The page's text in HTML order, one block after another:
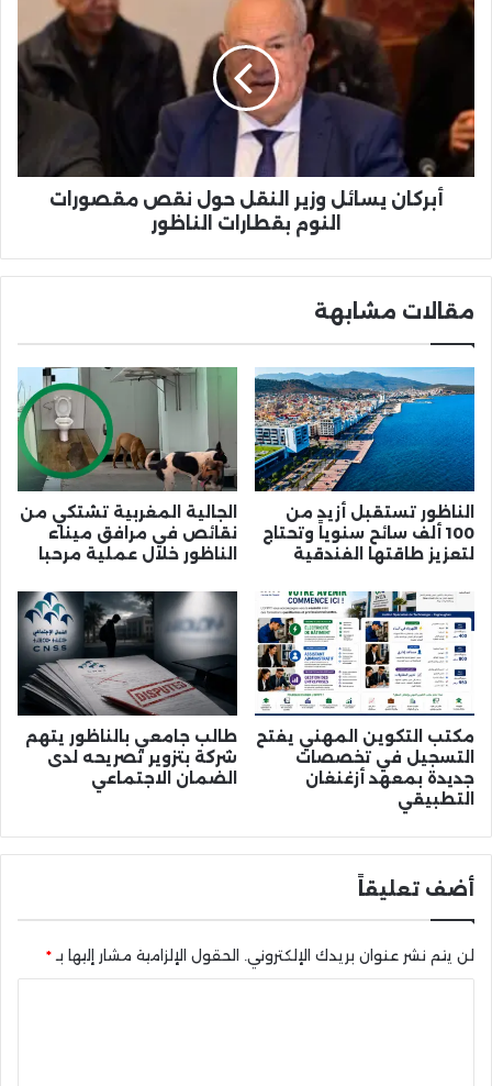
يسائل
نقص
مقصورات
النوم
بقطارات
الناظورأبركان يسائل وزير النقل حول نقص مقصورات
النوم بقطارات الناظور
مقالات مشابهة
الناظور تستقبل أزيد من
100 ألف سائح سنوياً وتحتاج
لتعزيز طاقتها الفندقية
الجالية المغربية تشتكي من
نقائص في مرافق ميناء
الناظور خلال عملية مرحبا
مكتب التكوين المهني يفتح
التسجيل في تخصصات
جديدة بمعهد أزغنغان
التطبيقي
طالب جامعي بالناظور يتهم
شركة بتزوير تصريحه لدى
الضمان الاجتماعي
أضف تعليقاً
لن يتم نشر عنوان بريدك الإلكتروني. الحقول الإلزامية مشار إليها بـ *